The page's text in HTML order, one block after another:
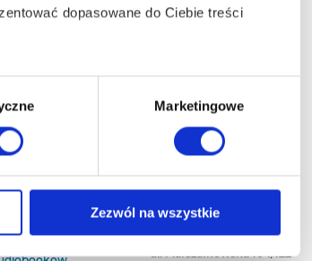
dopasowane do Ciebie treści
serwisu - są także takie, które wymagają
Marketingowe
Zezwól na wszystkie
Wybrać?
Kontakt
Empik S.A
ul. Marszałkowska 104/122